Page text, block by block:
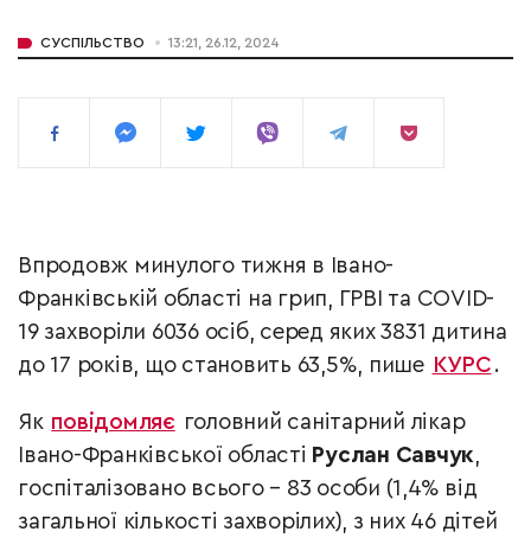
СУСПІЛЬСТВО 13:21, 26.12, 2024
Впродовж минулого тижня в Івано-
Франківській області на грип, ГРВІ та COVID-
19 захворіли 6036 осіб, серед яких 3831 дитина
до 17 років, що становить 63,5%, пише КУРС .
Як повідомляє головний санітарний лікар
Івано-Франківської області Руслан Савчук,
госпіталізовано всього – 83 особи (1,4% від
загальної кількості захворілих), з них 46 дітей